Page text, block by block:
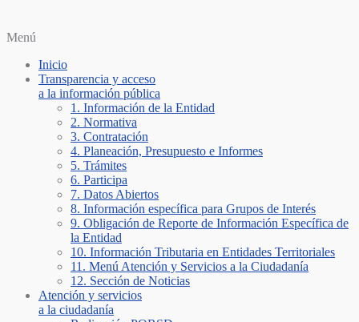
Menú
Inicio
Transparencia y acceso
a la información pública
1. Información de la Entidad
2. Normativa
3. Contratación
4. Planeación, Presupuesto e Informes
5. Trámites
6. Participa
7. Datos Abiertos
8. Información específica para Grupos de Interés
9. Obligación de Reporte de Información Específica de
la Entidad
10. Información Tributaria en Entidades Territoriales
11. Menú Atención y Servicios a la Ciudadanía
12. Sección de Noticias
Atención y servicios
a la ciudadanía